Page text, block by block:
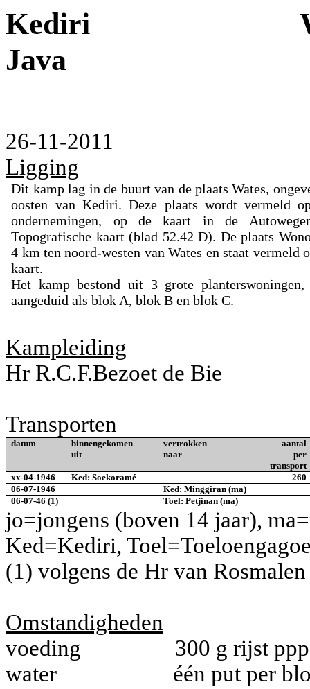
Kediri
Java
26-11-2011
Ligging
Dit kamp lag in de buurt van de plaats Wates,
oosten van Kediri. Deze plaats wordt vermeld
ondernemingen, op de kaart in de
Topografische kaart (blad 52.42 D). De plaats
4 km ten noord-westen van Wates en staat ver­meld
kaart.
Het kamp bestond uit 3 grote
aangeduid als blok A, blok B en blok C.
Kampleiding
Hr R.C.F.Bezoet de Bie
Transporten
datum
binnengekomen
uit
vertrokken
naar
aantal
per
transport
xx-04-1946
Ked: Soekoramé
260
06-07-1946
Ked: Minggiran (ma)
06-07-46 (1) Toel: Petjinan (ma)
jo=jongens (boven 14 jaar),
Ked=Kediri,
(1) volgens de Hr van
Omstandigheden
voeding
300 g rijst
water
één put per